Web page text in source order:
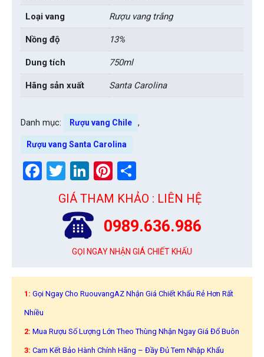
Loại vang Rượu vang trắng
Nồng độ 13%
Dung tích 750ml
Hãng sản xuất Santa Carolina
Danh mục: Rượu vang Chile ,
Rượu vang Santa Carolina
Facebook
Twitter
LinkedIn
Pinterest
GIÁ THAM KHẢO : LIÊN HỆ
0989.636.986
GỌI NGAY NHẬN GIÁ CHIẾT KHẤU
1: Gọi Ngay Cho RuouvangAZ Nhận Giá Chiết Khấu Rẻ Hơn Rất
Nhiều
2: Mua Rượu Số Lượng Lớn Theo Thùng Nhận Ngay Giá Đổ Buôn
3: Cam Kết Bảo Hành Chính Hãng – Đầy Đủ Tem Nhập Khẩu